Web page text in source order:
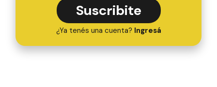
Suscribite
¿Ya tenés una cuenta? Ingresá